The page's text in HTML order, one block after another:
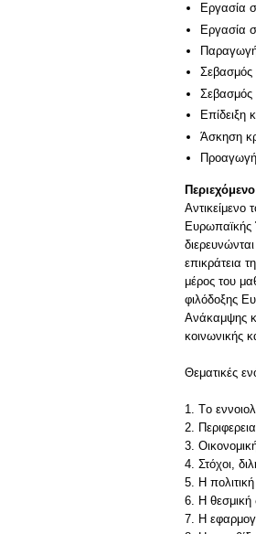
Εργασία
Εργασία
Σεβασμός
Σεβασμός
Επίδειξη
Άσκηση
Προαγωγή
Αντικείμενο
Ευρωπαϊκής
επικράτεια
μέρος του
φιλόδοξης
Ανάκαμψης
κοινωνικής
Θεματικές
1. Tο
2.
3.
4. Στόχοι,
5. Η
6. Η θεσμική
7. Η